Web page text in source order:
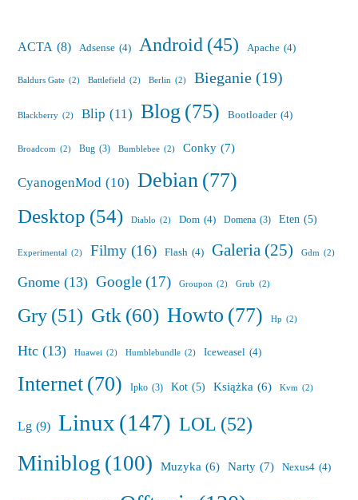
ACTA (8) Adsense (4) Android (45) Apache (4)
Baldurs Gate (2) Battlefield (2) Berlin (2) Bieganie (19)
Blackberry (2) Blip (11) Blog(75) Bootloader (4)
Broadcom (2) Bug (3) Bumblebee (2) Conky (7)
CyanogenMod (10) Debian(77)
Desktop (54) Diablo (2) Dom (4) Domena (3) Eten (5)
Experimental (2) Filmy (16) Flash (4) Galeria (25) Gdm (2)
Gnome (13) Google (17) Groupon (2) Grub (2)
Gry(51) Gtk(60) Howto (77) Hp (2)
Htc (13) Huawei (2) Humblebundle (2) Iceweasel (4)
Internet(70) Ipko (3) Kot (5) Książka (6) Kvm (2)
Lg (9) Linux(147) LOL (52)
Miniblog (100) Muzyka (6) Narty (7) Nexus4 (4)